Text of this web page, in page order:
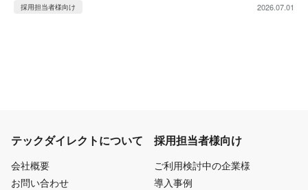
採用担当者様向け 2026.07.01
テックダイレクトについて
会社概要
お問い合わせ
採用担当者様向け
ご利用検討中の企業様
導入事例